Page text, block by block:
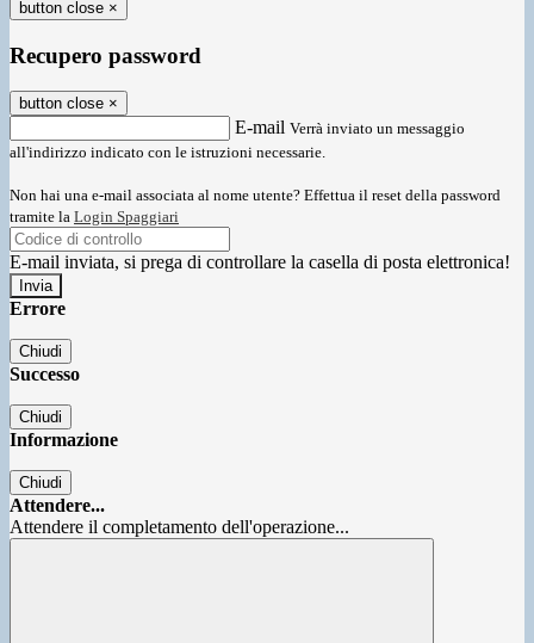
button close ×
Recupero password
button close ×
E-mail Verrà inviato un messaggio
all'indirizzo indicato con le istruzioni necessarie.
Non hai una e-mail associata al nome utente? Effettua il reset della password
tramite la Login Spaggiari
E-mail inviata, si prega di controllare la casella di posta elettronica!
Errore
Chiudi
Successo
Chiudi
Informazione
Chiudi
Attendere...
Attendere il completamento dell'operazione...